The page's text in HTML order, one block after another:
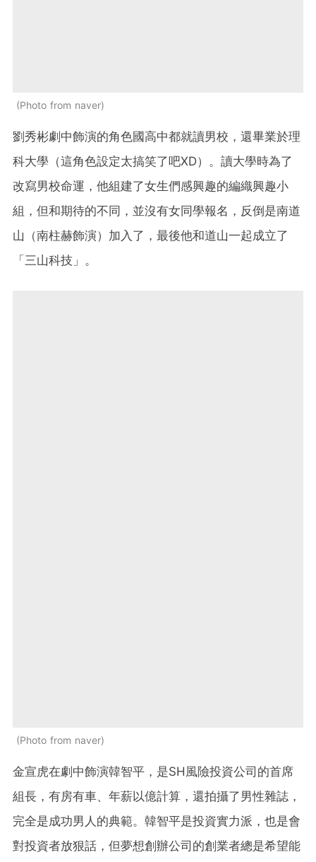
Photo from naver
劉秀彬劇中飾演的角色國高中都就讀男校，還畢業於理
科大學（這角色設定太搞笑了吧XD）。讀大學時為了
改寫男校命運，他組建了女生們感興趣的編織興趣小
組，但和期待的不同，並沒有女同學報名，反倒是南道
山（南柱赫飾演）加入了，最後他和道山一起成立了
「三山科技」。
Photo from naver
金宣虎在劇中飾演韓智平，是SH風險投資公司的首席
組長，有房有車、年薪以億計算，還拍攝了男性雜誌，
完全是成功男人的典範。韓智平是投資實力派，也是會
對投資者放狠話，但夢想創辦公司的創業者總是希望能